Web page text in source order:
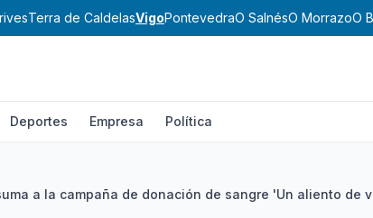
Terra de CaldelasVigoPontevedraO SalnésO MorrazoO
Deportes Empresa Política
a la campaña de donación de sangre 'Un aliento de